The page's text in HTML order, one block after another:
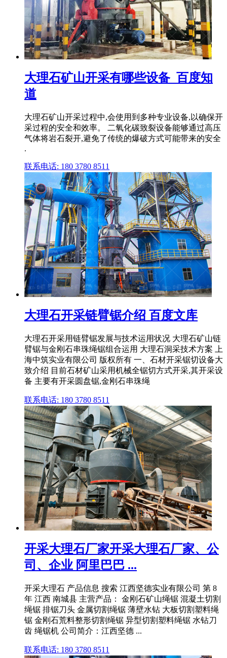
大理石矿山开采有哪些设备_百度知
道
大理石矿山开采过程中,会使用到多种专业设备,以确保开
采过程的安全和效率。 二氧化碳致裂设备能够通过高压
气体将岩石裂开,避免了传统的爆破方式可能带来的安全
.
联系电话: 180 3780 8511
大理石开采链臂锯介绍 百度文库
大理石开采用链臂锯发展与技术运用状况 大理石矿山链
臂锯与金刚石串珠绳锯组合运用 大理石洞采技术方案 上
海中筑实业有限公司 版权所有 一、石材开采锯切设备大
致介绍 目前石材矿山采用机械全锯切方式开采,其开采设
备 主要有开采圆盘锯,金刚石串珠绳
联系电话: 180 3780 8511
开采大理石厂家开采大理石厂家、公
司、企业 阿里巴巴 ...
开采大理石 产品信息 搜索 江西坚德实业有限公司 第 8
年 江西 南城县 主营产品： 金刚石矿山绳锯 混凝土切割
绳锯 排锯刀头 金属切割绳锯 薄壁水钻 大板切割塑料绳
锯 金刚石荒料整形切割绳锯 异型切割塑料绳锯 水钻刀
齿 绳锯机 公司简介：江西坚德 ...
联系电话: 180 3780 8511